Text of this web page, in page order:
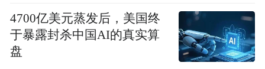
4700亿美元蒸发后，美国终
于暴露封杀中国AI的真实算
盘